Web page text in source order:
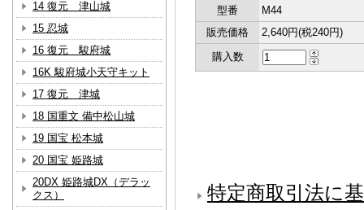
型番
M44
販売価格
2,640円(税240円)
購入数
特定商取引法に
14 復元 津山城
15 忍城
16 復元 駿府城
16K 駿府城小天守キット
17 復元 津城
18 国重文 備中松山城
19 国宝 松本城
20 国宝 姫路城
20DX 姫路城DX（デラッ
クス）